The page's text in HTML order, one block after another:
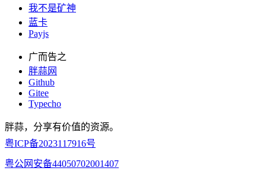
我不是矿神
蓝卡
Payjs
广而告之
胖蒜网
Github
Gitee
Typecho
胖蒜，分享有价值的资源。
粤ICP备2023117916号
粤公网安备44050702001407